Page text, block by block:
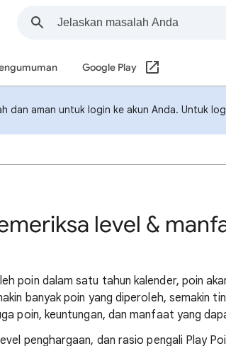
Google Play
dan aman untuk login ke akun Anda. Untuk
level &
poin dalam satu tahun kalender, poin
banyak poin yang diperoleh, semakin
poin, keuntungan, dan manfaat yang
penghargaan, dan rasio pengali Play